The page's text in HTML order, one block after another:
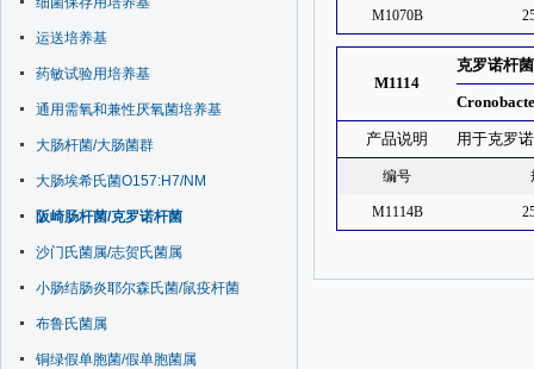
运送培养基
药敏试验用培养基
通用需氧和兼性厌氧菌培养基
大肠杆菌/大肠菌群
大肠埃希氏菌O157:H7/NM
阪崎肠杆菌/克罗诺杆菌
沙门氏菌属/志贺氏菌属
小肠结肠炎耶尔森氏菌/鼠疫杆菌
布鲁氏菌属
铜绿假单胞菌/假单胞菌属
M1070B
M1114
克罗诺杆
产品说明 用于克罗
编号
M1114B